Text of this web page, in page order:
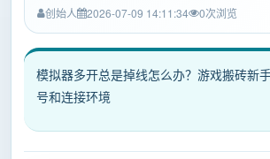
创始人 2026-07-09 14:11:34 0次浏览
模拟器多开总是掉线怎么办？游戏搬砖新
号和连接环境